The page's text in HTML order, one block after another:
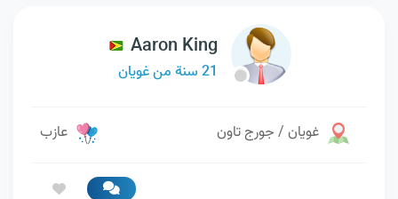
Aaron King
21 سنة من غويان
غويان / جورج تاون عازب